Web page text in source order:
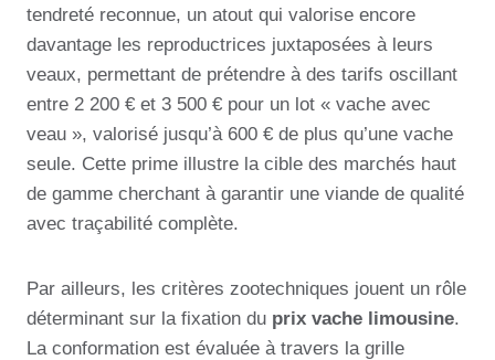
tendreté reconnue, un atout qui valorise encore
davantage les reproductrices juxtaposées à leurs
veaux, permettant de prétendre à des tarifs oscillant
entre 2 200 € et 3 500 € pour un lot « vache avec
veau », valorisé jusqu’à 600 € de plus qu’une vache
seule. Cette prime illustre la cible des marchés haut
de gamme cherchant à garantir une viande de qualité
avec traçabilité complète.
Par ailleurs, les critères zootechniques jouent un rôle
déterminant sur la fixation du prix vache limousine.
La conformation est évaluée à travers la grille